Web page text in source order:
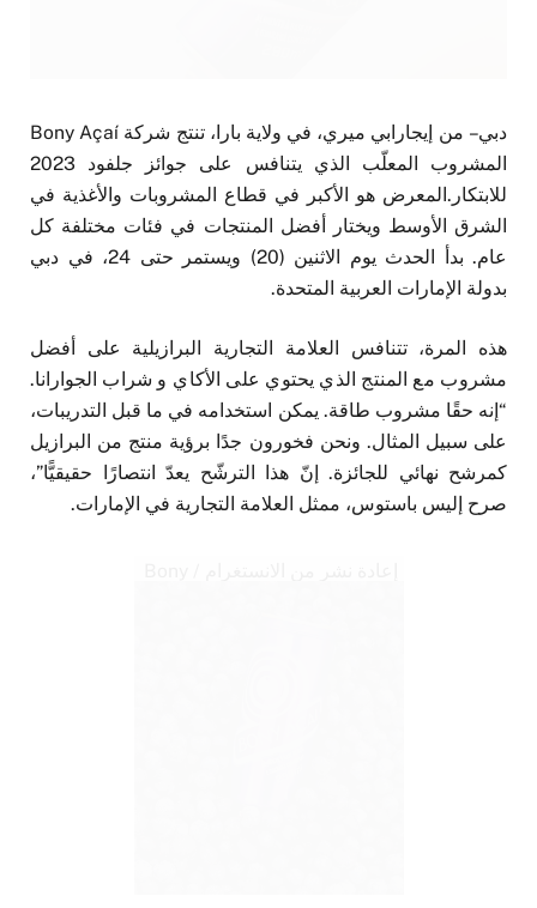
دبي – من إيجارابي ميري، في ولاية بارا، تنتج شركة Bony Açaí
المشروب المعلّب الذي يتنافس على جوائز جلفود 2023
للابتكار.المعرض هو الأكبر في قطاع المشروبات والأغذية في
الشرق الأوسط ويختار أفضل المنتجات في فئات مختلفة كل
عام. بدأ الحدث يوم الاثنين (20) ويستمر حتى 24، في دبي
بدولة الإمارات العربية المتحدة.
هذه المرة، تتنافس العلامة التجارية البرازيلية على أفضل
مشروب مع المنتج الذي يحتوي على الأكاي و شراب الجوارانا.
“إنه حقًا مشروب طاقة. يمكن استخدامه في ما قبل التدريبات،
على سبيل المثال. ونحن فخورون جدًا برؤية منتج من البرازيل
كمرشح نهائي للجائزة. إنّ هذا الترشّح يعدّ انتصارًا حقيقيًّا”،
صرح إليس باستوس، ممثل العلامة التجارية في الإمارات.